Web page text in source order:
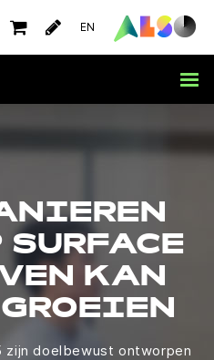
EN
SURFACE
KAN
doelbewust ontworpen